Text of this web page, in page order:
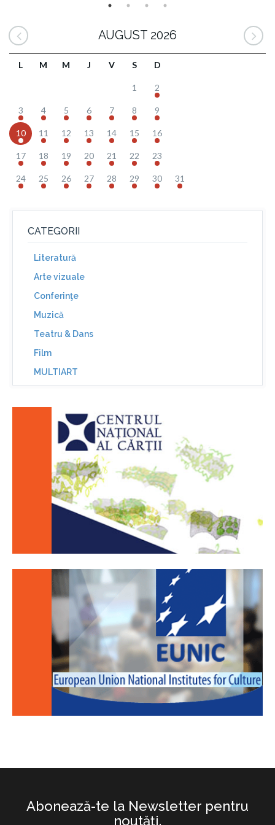
AUGUST 2026
L M M J V S D
1 2
3 4 5 6 7 8 9
10 11 12 13 14 15 16
17 18 19 20 21 22 23
24 25 26 27 28 29 30 31
CATEGORII
Literatură
Arte vizuale
Conferinţe
Muzică
Teatru & Dans
Film
MULTIART
Abonează-te la Newsletter pentru
noutăţi.